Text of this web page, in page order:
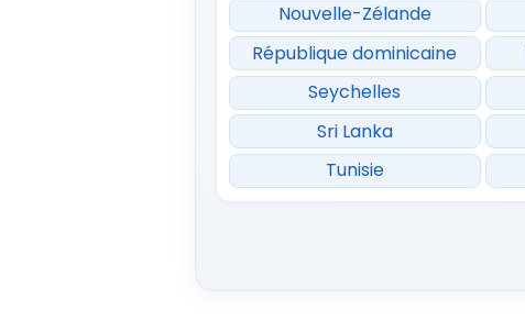
Nouvelle-Zélande
République dominicaine
Seychelles
Sri Lanka
Tunisie